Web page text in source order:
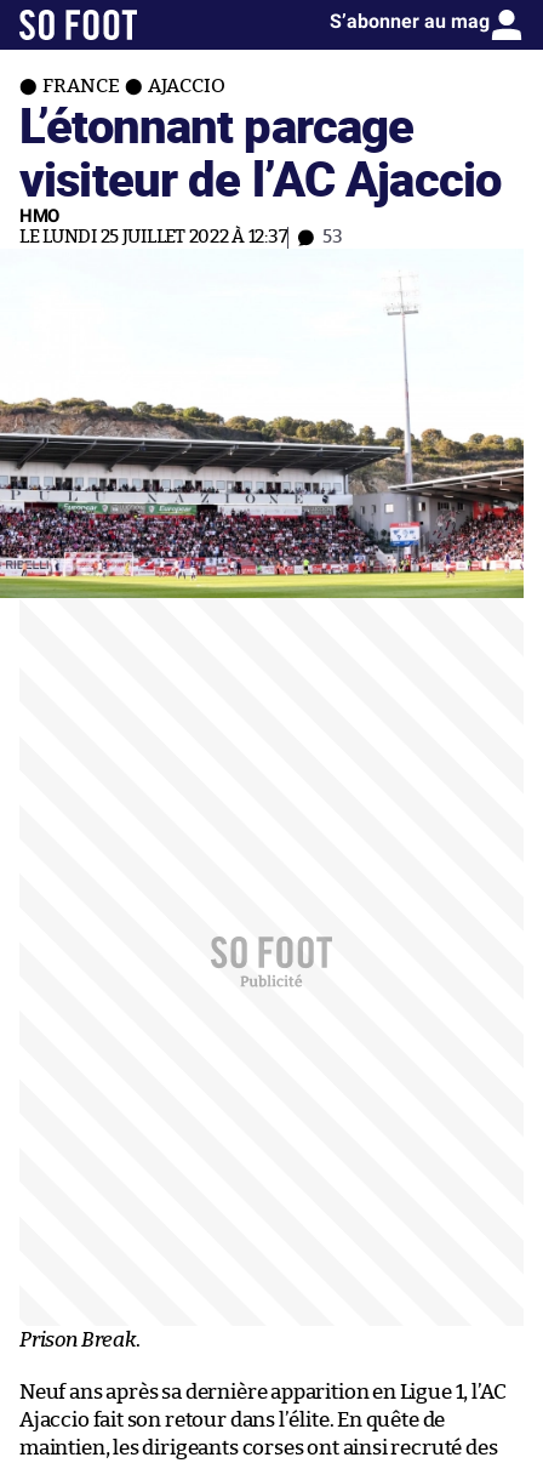
S’abonner au mag
FRANCE AJACCIO
L’étonnant parcage
visiteur de l’AC Ajaccio
HMO
LE LUNDI 25 JUILLET 2022 À 12:37 53
Prison Break.
Neuf ans après sa dernière apparition en Ligue 1, l’AC
Ajaccio fait son retour dans l’élite. En quête de
maintien, les dirigeants corses ont ainsi recruté des